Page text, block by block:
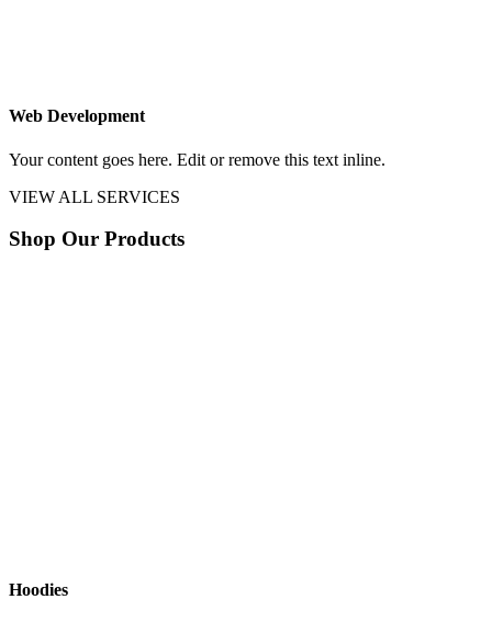
Web Development
Your content goes here. Edit or remove this text inline.
VIEW ALL SERVICES
Shop Our Products
Hoodies